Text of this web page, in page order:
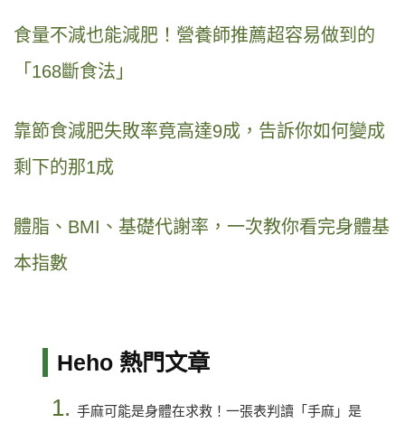
食量不減也能減肥！營養師推薦超容易做到的
「168斷食法」
靠節食減肥失敗率竟高達9成，告訴你如何變成
剩下的那1成
體脂、BMI、基礎代謝率，一次教你看完身體基
本指數
Heho 熱門文章
1. 手麻可能是身體在求救！一張表判讀「手麻」是